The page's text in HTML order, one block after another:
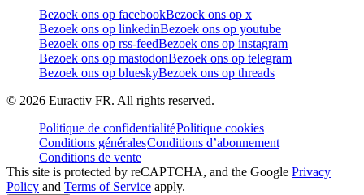
Bezoek ons op facebookBezoek ons op x
Bezoek ons op linkedinBezoek ons op youtube
Bezoek ons op rss-feedBezoek ons op instagram
Bezoek ons op mastodonBezoek ons op telegram
Bezoek ons op blueskyBezoek ons op threads
© 2026 Euractiv FR. All rights reserved.
Politique de confidentialitéPolitique cookies
Conditions généralesConditions d’abonnement
Conditions de vente
This site is protected by reCAPTCHA, and the Google Privacy
Policy and Terms of Service apply.